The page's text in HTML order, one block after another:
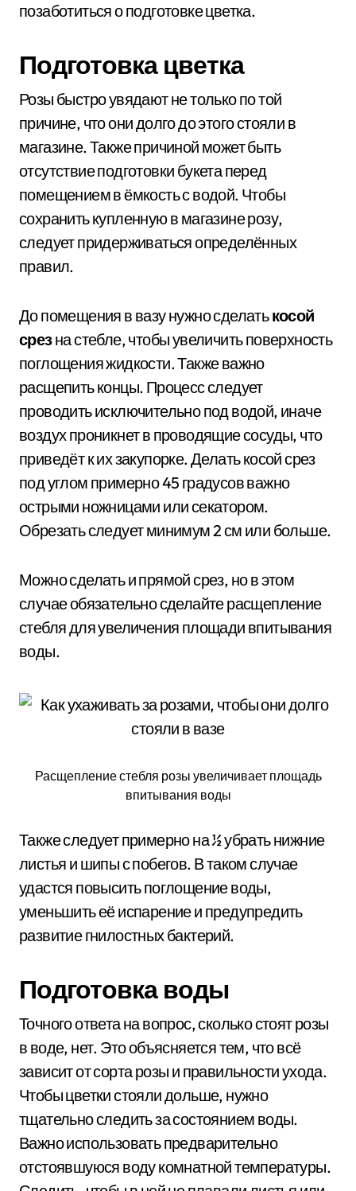
позаботиться о подготовке цветка.
Подготовка цветка
Розы быстро увядают не только по той
причине, что они долго до этого стояли в
магазине. Также причиной может быть
отсутствие подготовки букета перед
помещением в ёмкость с водой. Чтобы
сохранить купленную в магазине розу,
следует придерживаться определённых
правил.
До помещения в вазу нужно сделатькосой
срезна стебле, чтобы увеличить поверхность
поглощения жидкости. Также важно
расщепить концы. Процесс следует
проводить исключительно под водой, иначе
воздух проникнет в проводящие сосуды, что
приведёт к их закупорке. Делать косой срез
под углом примерно 45 градусов важно
острыми ножницами или секатором.
Обрезать следует минимум 2 см или больше.
Можно сделать и прямой срез, но в этом
случае обязательно сделайте расщепление
стебля для увеличения площади впитывания
воды.
Расщепление стебля розы увеличивает площадь
впитывания воды
Также следует примерно на ½ убрать нижние
листья и шипы с побегов. В таком случае
удастся повысить поглощение воды,
уменьшить её испарение и предупредить
развитие гнилостных бактерий.
Подготовка воды
Точного ответа на вопрос, сколько стоят розы
в воде, нет. Это объясняется тем, что всё
зависит от сорта розы и правильности ухода.
Чтобы цветки стояли дольше, нужно
тщательно следить за состоянием воды.
Важно использовать предварительно
отстоявшуюся воду комнатной температуры.